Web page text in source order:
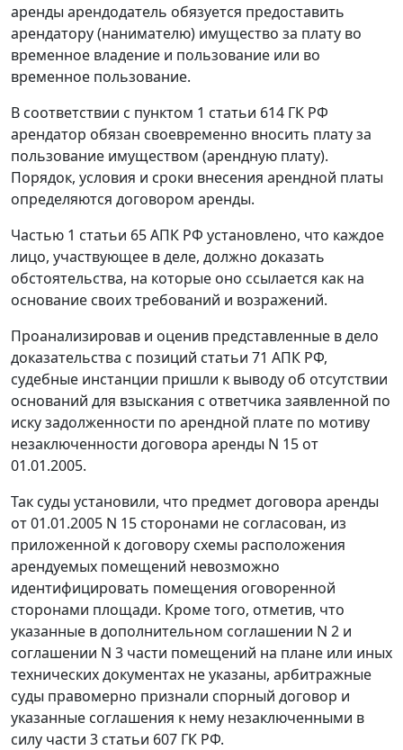
аренды арендодатель обязуется предоставить
арендатору (нанимателю) имущество за плату во
временное владение и пользование или во
временное пользование.
В соответствии с пунктом 1 статьи 614 ГК РФ
арендатор обязан своевременно вносить плату за
пользование имуществом (арендную плату).
Порядок, условия и сроки внесения арендной платы
определяются договором аренды.
Частью 1 статьи 65АПК РФ установлено, что каждое
лицо, участвующее в деле, должно доказать
обстоятельства, на которые оно ссылается как на
основание своих требований и возражений.
Проанализировав и оценив представленные в дело
доказательства с позиций статьи 71 АПК РФ,
судебные инстанции пришли к выводу об отсутствии
оснований для взыскания с ответчика заявленной по
иску задолженности по арендной плате по мотиву
незаключенности договора аренды N 15 от
01.01.2005.
Так суды установили, что предмет договора аренды
от 01.01.2005 N 15 сторонами не согласован, из
приложенной к договору схемы расположения
арендуемых помещений невозможно
идентифицировать помещения оговоренной
сторонами площади. Кроме того, отметив, что
указанные в дополнительном соглашении N 2 и
соглашении N 3 части помещений на плане или иных
технических документах не указаны, арбитражные
суды правомерно признали спорный договор и
указанные соглашения к нему незаключенными в
силу части 3 статьи 607 ГК РФ.